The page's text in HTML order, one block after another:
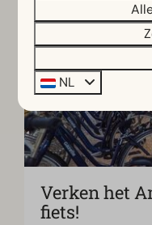
Verken het
fiets!
NL